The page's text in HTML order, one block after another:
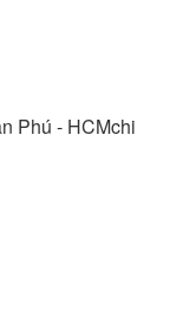
Phú - HCMchi